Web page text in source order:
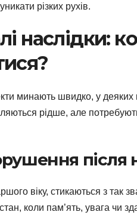
різких рухів.
наслідки:
минають швидко, у
рідше, але
після
віку, стикаються з так
коли пам’ять, увага чи